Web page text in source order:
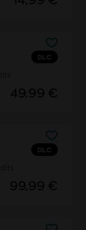
DLC
49,99 €
DLC
99,99 €